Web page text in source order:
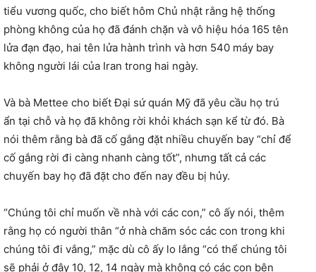
tiểu vương quốc, cho biết hôm Chủ nhật rằng hệ thống
phòng không của họ đã đánh chặn và vô hiệu hóa 165 tên
lửa đạn đạo, hai tên lửa hành trình và hơn 540 máy bay
không người lái của Iran trong hai ngày.
Và bà Mettee cho biết Đại sứ quán Mỹ đã yêu cầu họ trú
ẩn tại chỗ và họ đã không rời khỏi khách sạn kể từ đó. Bà
nói thêm rằng bà đã cố gắng đặt nhiều chuyến bay “chỉ để
cố gắng rời đi càng nhanh càng tốt”, nhưng tất cả các
chuyến bay họ đã đặt cho đến nay đều bị hủy.
“Chúng tôi chỉ muốn về nhà với các con,” cô ấy nói, thêm
rằng họ có người thân “ở nhà chăm sóc các con trong khi
chúng tôi đi vắng,” mặc dù cô ấy lo lắng “có thể chúng tôi
sẽ phải ở đây 10, 12, 14 ngày mà không có các con bên